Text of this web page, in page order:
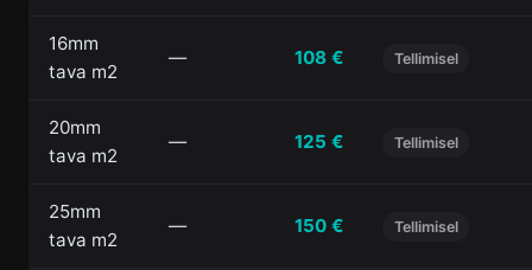
16mm
tava m2
— 108 € Tellimisel
20mm
tava m2
— 125 € Tellimisel
25mm
tava m2
— 150 € Tellimisel